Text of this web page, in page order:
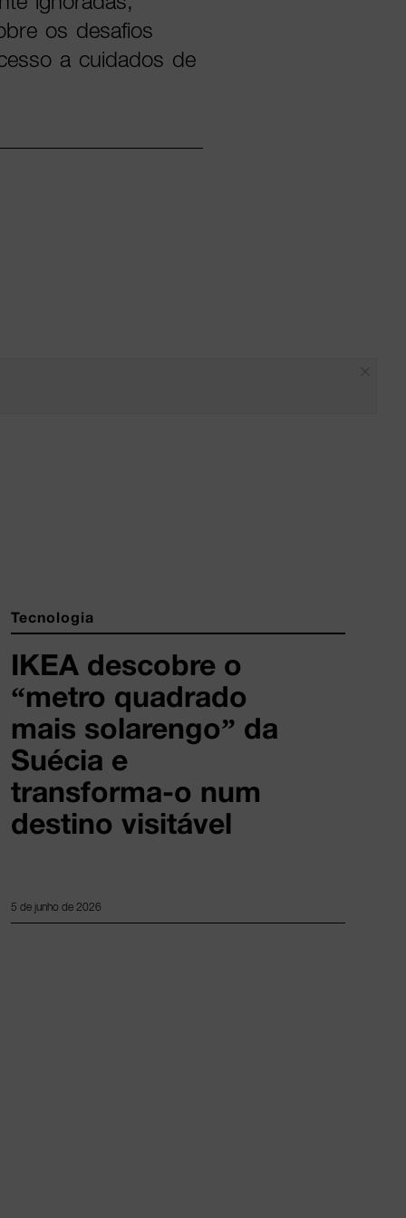
os desafios
a cuidados de
Tecnologia
IKEA descobre o
“metro quadrado
mais solarengo” da
Suécia e
transforma-o num
destino visitável
5 de junho de 2026